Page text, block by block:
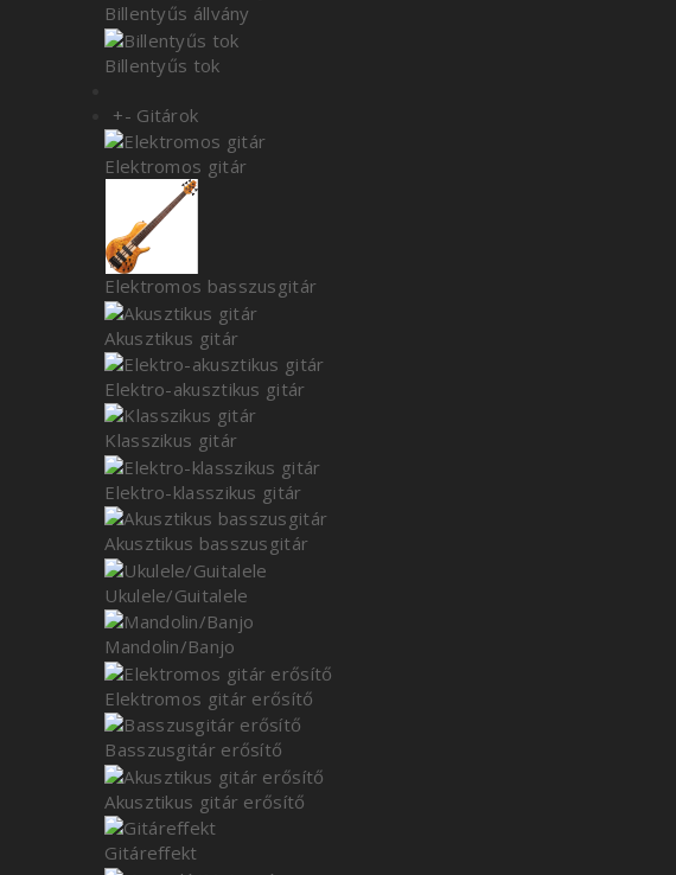
Billentyűs állvány
Billentyűs tok
+- Gitárok
Elektromos gitár
Elektromos basszusgitár
Akusztikus gitár
Elektro-akusztikus gitár
Klasszikus gitár
Elektro-klasszikus gitár
Akusztikus basszusgitár
Ukulele/Guitalele
Mandolin/Banjo
Elektromos gitár erősítő
Basszusgitár erősítő
Akusztikus gitár erősítő
Gitáreffekt